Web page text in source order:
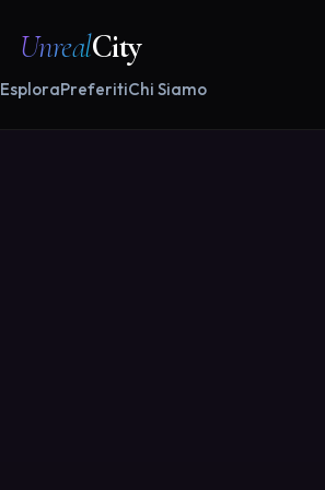
UnrealCity
EsploraPreferitiChi Siamo